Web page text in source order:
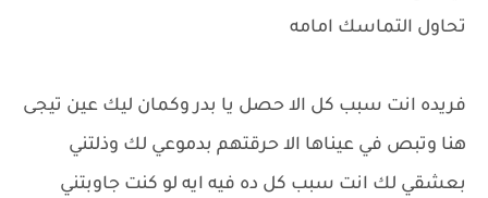
تحاول التماسك امامه
فريده انت سبب كل الا حصل يا بدر وكمان ليك عين تيجى
هنا وتبص في عيناها الا حرقتهم بدموعي لك وذلتني
بعشقي لك انت سبب كل ده فيه ايه لو كنت جاوبتني